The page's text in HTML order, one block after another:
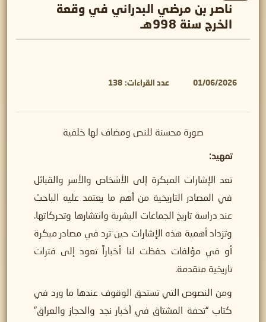
ناصر بن مرضي البدراني في وقعة
الخرج سنة 998هـ
01/06/2026 عدد القراءات: 138
صورة محسنة للنص ومضاف لها خلفية
تمهيد:
تعد الإشارات المبكرة إلى الأشخاص والأسر والقبائل
في المصادر التاريخية من أهم ما يعتمد عليه الباحث
عند دراسة تاريخ الجماعات البشرية وانتشارها وتحركاتها.
وتزداد أهمية هذه الإشارات حين ترد في مصادر مبكرة
أو في مؤلفات حفظت لنا أخباراً تعود إلى فترات
تاريخية متقدمة.
ومن النصوص التي تستحق الوقوف عندها ما ورد في
كتاب “تحفة المشتاق في أخبار نجد والحجاز والعراق”